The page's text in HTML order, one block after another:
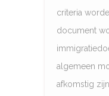
criteria
document
algemeen
afkomstig